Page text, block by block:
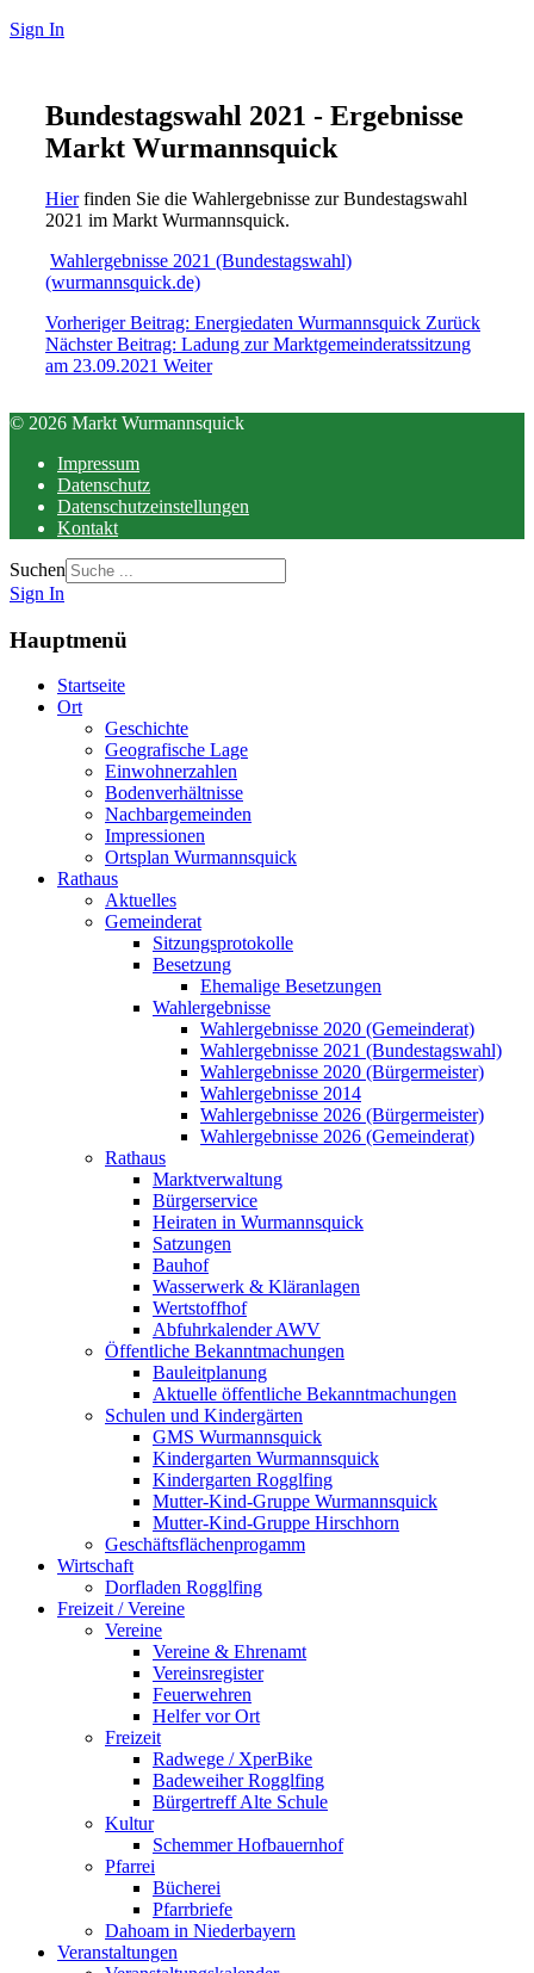
Sign In
Bundestagswahl 2021 - Ergebnisse
Markt Wurmannsquick
Hierfinden Sie die Wahlergebnisse zur Bundestagswahl
2021 im Markt Wurmannsquick.
Wahlergebnisse 2021 (Bundestagswahl)
(wurmannsquick.de)
Vorheriger Beitrag: Energiedaten Wurmannsquick Zurück
Nächster Beitrag: Ladung zur Marktgemeinderatssitzung
am 23.09.2021 Weiter
© 2026 Markt Wurmannsquick
Impressum
Datenschutz
Datenschutzeinstellungen
Kontakt
Suchen
Sign In
Hauptmenü
Startseite
Ort
Geschichte
Geografische Lage
Einwohnerzahlen
Bodenverhältnisse
Nachbargemeinden
Impressionen
Ortsplan Wurmannsquick
Rathaus
Aktuelles
Gemeinderat
Sitzungsprotokolle
Besetzung
Ehemalige Besetzungen
Wahlergebnisse
Wahlergebnisse 2020 (Gemeinderat)
Wahlergebnisse 2021 (Bundestagswahl)
Wahlergebnisse 2020 (Bürgermeister)
Wahlergebnisse 2014
Wahlergebnisse 2026 (Bürgermeister)
Wahlergebnisse 2026 (Gemeinderat)
Rathaus
Marktverwaltung
Bürgerservice
Heiraten in Wurmannsquick
Satzungen
Bauhof
Wasserwerk & Kläranlagen
Wertstoffhof
Abfuhrkalender AWV
Öffentliche Bekanntmachungen
Bauleitplanung
Aktuelle öffentliche Bekanntmachungen
Schulen und Kindergärten
GMS Wurmannsquick
Kindergarten Wurmannsquick
Kindergarten Rogglfing
Mutter-Kind-Gruppe Wurmannsquick
Mutter-Kind-Gruppe Hirschhorn
Geschäftsflächenprogamm
Wirtschaft
Dorfladen Rogglfing
Freizeit / Vereine
Vereine
Vereine & Ehrenamt
Vereinsregister
Feuerwehren
Helfer vor Ort
Freizeit
Radwege / XperBike
Badeweiher Rogglfing
Bürgertreff Alte Schule
Kultur
Schemmer Hofbauernhof
Pfarrei
Bücherei
Pfarrbriefe
Dahoam in Niederbayern
Veranstaltungen